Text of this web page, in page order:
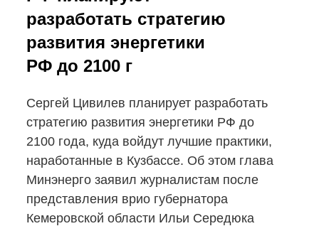
разработать стратегию
развития энергетики
РФ до 2100 г
Сергей Цивилев планирует разработать
стратегию развития энергетики РФ до
2100 года, куда войдут лучшие практики,
наработанные в Кузбассе. Об этом глава
Минэнерго заявил журналистам после
представления врио губернатора
Кемеровской области Ильи Середюка